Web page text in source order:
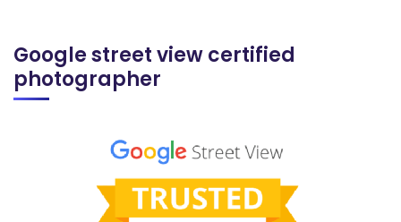
Google street view certified
photographer